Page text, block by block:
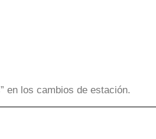
en los cambios de estación.